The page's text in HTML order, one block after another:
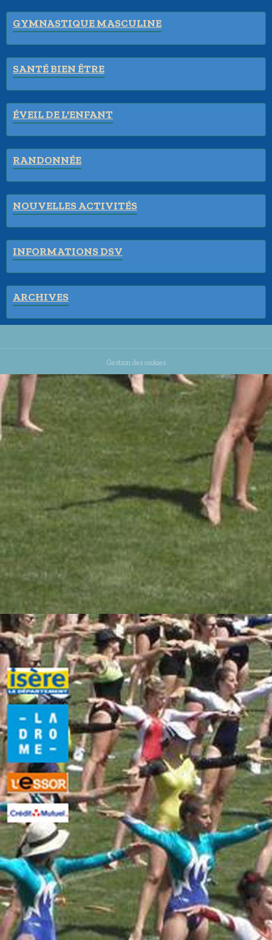
GYMNASTIQUE MASCULINE
SANTÉ BIEN ÊTRE
ÉVEIL DE L'ENFANT
RANDONNÉE
NOUVELLES ACTIVITÉS
INFORMATIONS DSV
ARCHIVES
Gestion des cookies